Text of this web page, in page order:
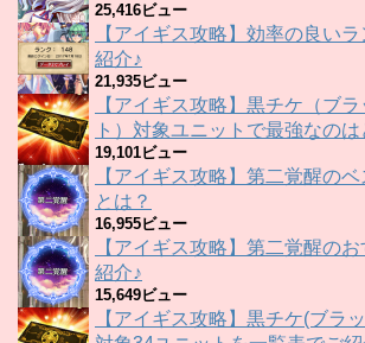
25,416ビュー
【アイギス攻略】効率の良い
紹介♪
21,935ビュー
【アイギス攻略】黒チケ（ブ
ト）対象ユニットで最強なのは
19,101ビュー
【アイギス攻略】第二覚醒の
とは？
16,955ビュー
【アイギス攻略】第二覚醒の
紹介♪
15,649ビュー
【アイギス攻略】黒チケ(ブラ